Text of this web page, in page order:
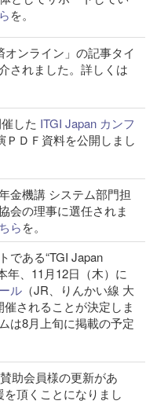
を。
ンライン」の記事タイ
されました。詳しくは
した ITGI Japan カンフ
ＰＤＦ資料を公開しまし
機講 システム部門担
会の理事に選任されま
らを。
である“TGI Japan
年、11月12日（木）に
ル （JR、りんかい線 大
されることが決定しま
は8月上旬に掲載の予定
助会員様の更新があ
を頂くことになりまし